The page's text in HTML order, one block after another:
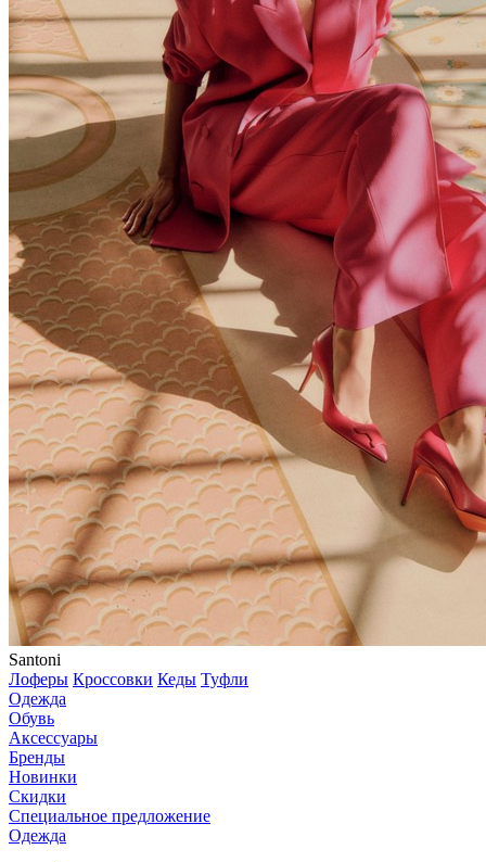
Santoni
Лоферы Кроссовки Кеды Туфли
Одежда
Обувь
Аксессуары
Бренды
Новинки
Скидки
Специальное предложение
Одежда